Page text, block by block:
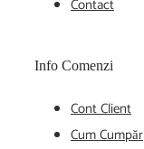
Contact
Info Comenzi
Cont Client
Cum Cumpăr